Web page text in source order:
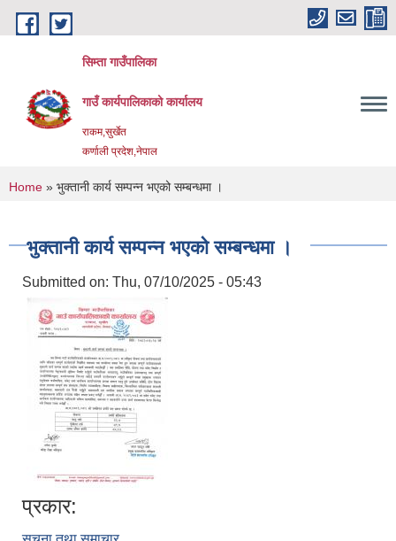
Skip to main content
सिम्ता गाउँपालिका
गाउँ कार्यपालिकाको कार्यालय
राकम,सुर्खेत
कर्णाली प्रदेश,नेपाल
You are here
Home » भुक्तानी कार्य सम्पन्न भएको सम्बन्धमा ।
भुक्तानी कार्य सम्पन्न भएको सम्बन्धमा ।
Submitted on: Thu, 07/10/2025 - 05:43
प्रकार: